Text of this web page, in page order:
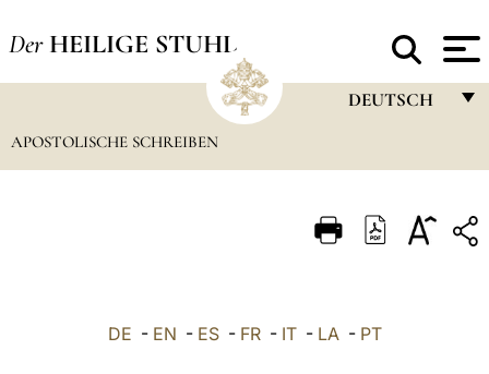
Der HEILIGE STUHL
DEUTSCH
ITALIANO
APOSTOLISCHE SCHREIBEN
DE - EN - ES- FR- IT- LA- PT